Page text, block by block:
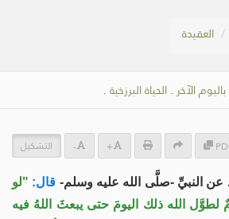
العقيدة
الآخر . الحياة البرزخية .
+
- التشكيل
النبيِّ -صلَّى الله عليه وسلم- قال: "لو
لطوَّل الله ذلك اليومَ حتى يبعثَ اللهُ فيه